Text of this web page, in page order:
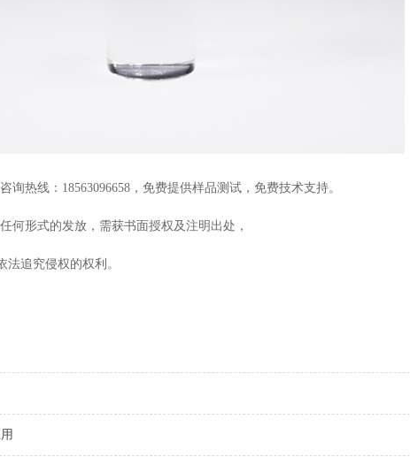
询热线：18563096658，免费提供样品测试，免费技术支持。
何形式的发放，需获书面授权及注明出处，
法追究侵权的权利。